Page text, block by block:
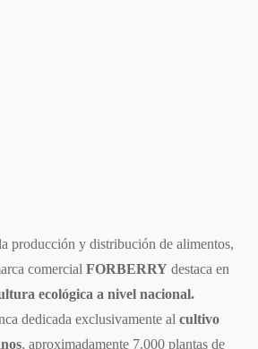
producción y distribución de alimentos,
comercial FORBERRY destaca en
ecológica a nivel nacional.
dedicada exclusivamente al cultivo
, aproximadamente 7.000 plantas de